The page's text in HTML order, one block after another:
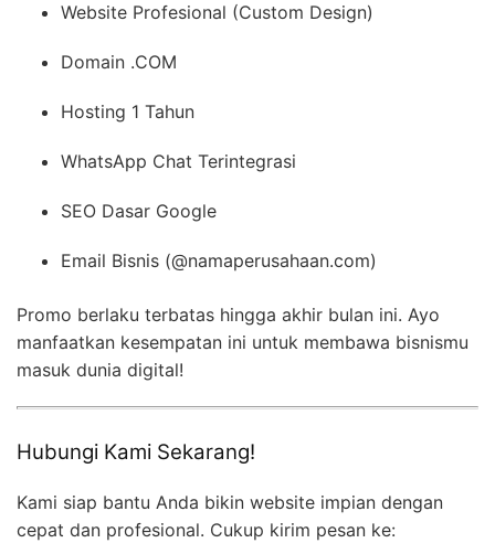
Website Profesional (Custom Design)
Domain .COM
Hosting 1 Tahun
WhatsApp Chat Terintegrasi
SEO Dasar Google
Email Bisnis (@namaperusahaan.com)
Promo berlaku terbatas hingga akhir bulan ini. Ayo
manfaatkan kesempatan ini untuk membawa bisnismu
masuk dunia digital!
Hubungi Kami Sekarang!
Kami siap bantu Anda bikin website impian dengan
cepat dan profesional. Cukup kirim pesan ke: